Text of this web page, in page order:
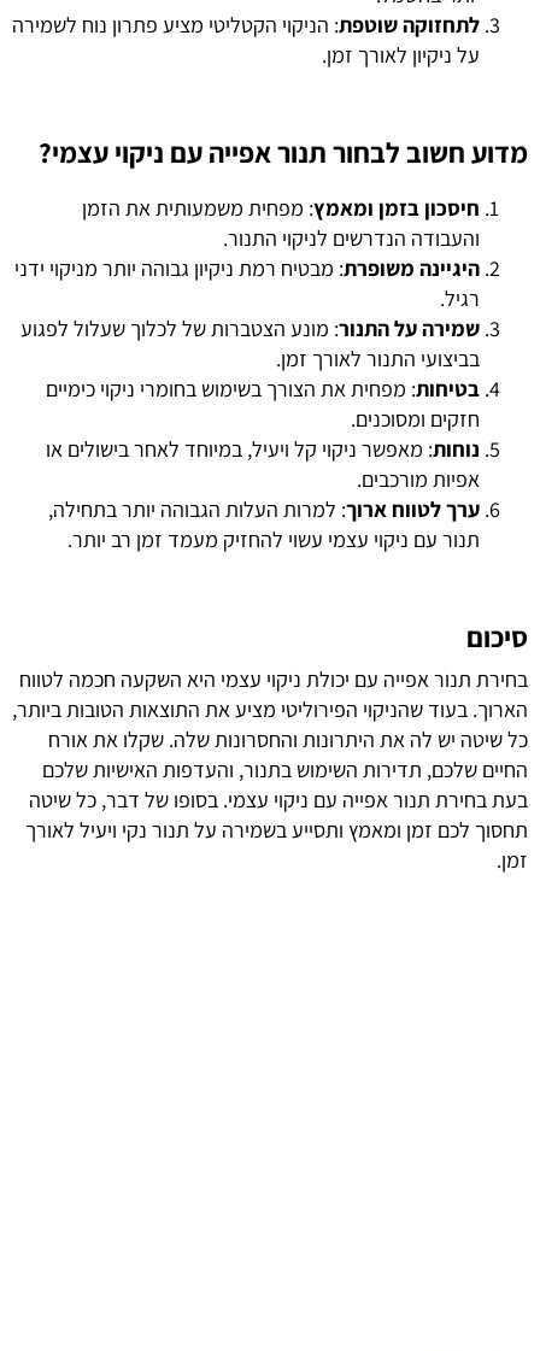
לתחזוקה שוטפת: הניקוי הקטליטי מציע פתרון נוח לשמירה
על ניקיון לאורך זמן.
מדוע חשוב לבחור תנור אפייה עם ניקוי עצמי?
חיסכון בזמן ומאמץ: מפחית משמעותית את הזמן
והעבודה הנדרשים לניקוי התנור.
היגיינה משופרת: מבטיח רמת ניקיון גבוהה יותר מניקוי ידני
רגיל.
שמירה על התנור: מונע הצטברות של לכלוך שעלול לפגוע
בביצועי התנור לאורך זמן.
בטיחות: מפחית את הצורך בשימוש בחומרי ניקוי כימיים
חזקים ומסוכנים.
נוחות: מאפשר ניקוי קל ויעיל, במיוחד לאחר בישולים או
אפיות מורכבים.
ערך לטווח ארוך: למרות העלות הגבוהה יותר בתחילה,
תנור עם ניקוי עצמי עשוי להחזיק מעמד זמן רב יותר.
סיכום
בחירת תנור אפייה עם יכולת ניקוי עצמי היא השקעה חכמה לטווח
הארוך. בעוד שהניקוי הפירוליטי מציע את התוצאות הטובות ביותר,
כל שיטה יש לה את היתרונות והחסרונות שלה. שקלו את אורח
החיים שלכם, תדירות השימוש בתנור, והעדפות האישיות שלכם
בעת בחירת תנור אפייה עם ניקוי עצמי. בסופו של דבר, כל שיטה
תחסוך לכם זמן ומאמץ ותסייע בשמירה על תנור נקי ויעיל לאורך
זמן.